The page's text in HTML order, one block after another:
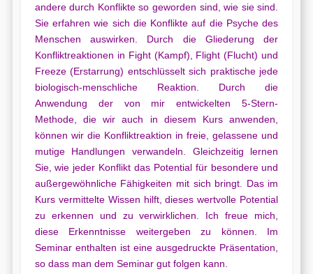
andere durch Konflikte so geworden sind, wie sie sind.
Sie erfahren wie sich die Konflikte auf die Psyche des
Menschen auswirken. Durch die Gliederung der
Konfliktreaktionen in Fight (Kampf), Flight (Flucht) und
Freeze (Erstarrung) entschlüsselt sich praktische jede
biologisch-menschliche Reaktion. Durch die
Anwendung der von mir entwickelten 5-Stern-
Methode, die wir auch in diesem Kurs anwenden,
können wir die Konfliktreaktion in freie, gelassene und
mutige Handlungen verwandeln. Gleichzeitig lernen
Sie, wie jeder Konflikt das Potential für besondere und
außergewöhnliche Fähigkeiten mit sich bringt. Das im
Kurs vermittelte Wissen hilft, dieses wertvolle Potential
zu erkennen und zu verwirklichen. Ich freue mich,
diese Erkenntnisse weitergeben zu können. Im
Seminar enthalten ist eine ausgedruckte Präsentation,
so dass man dem Seminar gut folgen kann.